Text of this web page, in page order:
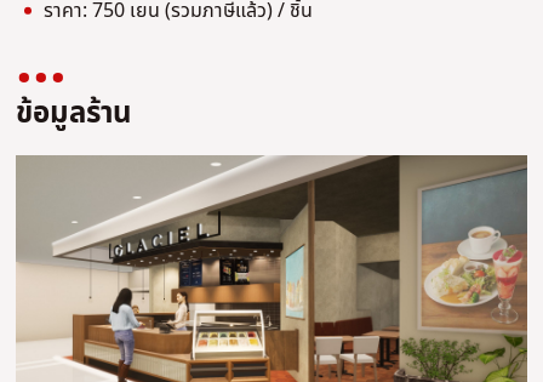
ราคา: 750 เยน (รวมภาษีแล้ว) / ชิ้น
ข้อมูลร้าน